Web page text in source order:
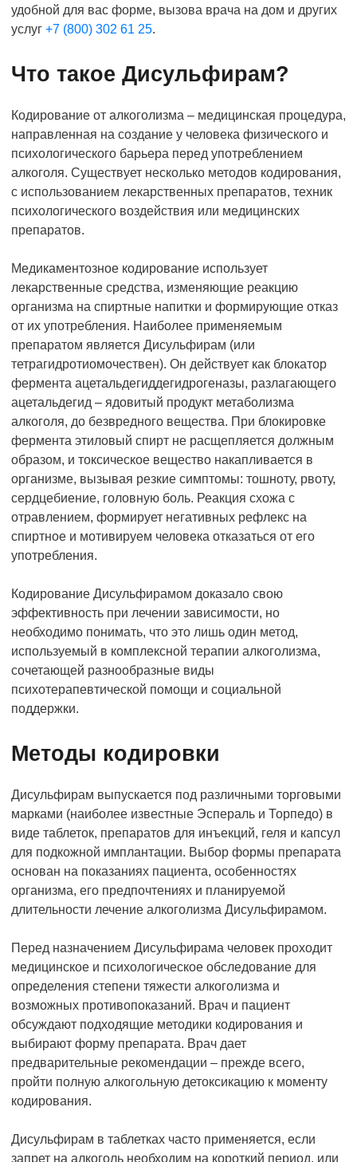
удобной для вас форме, вызова врача на дом и других
услуг +7 (800) 302 61 25.
Что такое Дисульфирам?
Кодирование от алкоголизма – медицинская процедура,
направленная на создание у человека физического и
психологического барьера перед употреблением
алкоголя. Существует несколько методов кодирования,
с использованием лекарственных препаратов, техник
психологического воздействия или медицинских
препаратов.
Медикаментозное кодирование использует
лекарственные средства, изменяющие реакцию
организма на спиртные напитки и формирующие отказ
от их употребления. Наиболее применяемым
препаратом является Дисульфирам (или
тетрагидротиомочествен). Он действует как блокатор
фермента ацетальдегиддегидрогеназы, разлагающего
ацетальдегид – ядовитый продукт метаболизма
алкоголя, до безвредного вещества. При блокировке
фермента этиловый спирт не расщепляется должным
образом, и токсическое вещество накапливается в
организме, вызывая резкие симптомы: тошноту, рвоту,
сердцебиение, головную боль. Реакция схожа с
отравлением, формирует негативных рефлекс на
спиртное и мотивируем человека отказаться от его
употребления.
Кодирование Дисульфирамом доказало свою
эффективность при лечении зависимости, но
необходимо понимать, что это лишь один метод,
используемый в комплексной терапии алкоголизма,
сочетающей разнообразные виды
психотерапевтической помощи и социальной
поддержки.
Методы кодировки
Дисульфирам выпускается под различными торговыми
марками (наиболее известные Эспераль и Торпедо) в
виде таблеток, препаратов для инъекций, геля и капсул
для подкожной имплантации. Выбор формы препарата
основан на показаниях пациента, особенностях
организма, его предпочтениях и планируемой
длительности лечение алкоголизма Дисульфирамом.
Перед назначением Дисульфирама человек проходит
медицинское и психологическое обследование для
определения степени тяжести алкоголизма и
возможных противопоказаний. Врач и пациент
обсуждают подходящие методики кодирования и
выбирают форму препарата. Врач дает
предварительные рекомендации – прежде всего,
пройти полную алкогольную детоксикацию к моменту
кодирования.
Дисульфирам в таблетках часто применяется, если
запрет на алкоголь необходим на короткий период, или